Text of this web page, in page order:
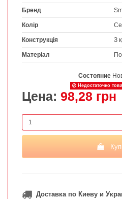
Бренд
Колір
Конструкція З
Матеріал
Состояние
Недостаточно
Цена: 98,28 грн
Доставка по Киеву и